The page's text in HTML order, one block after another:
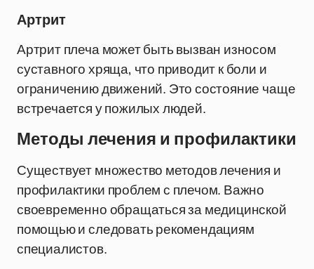
Артрит
Артрит плеча может быть вызван износом
суставного хряща, что приводит к боли и
ограничению движений. Это состояние чаще
встречается у пожилых людей.
Методы лечения и профилактики
Существует множество методов лечения и
профилактики проблем с плечом. Важно
своевременно обращаться за медицинской
помощью и следовать рекомендациям
специалистов.